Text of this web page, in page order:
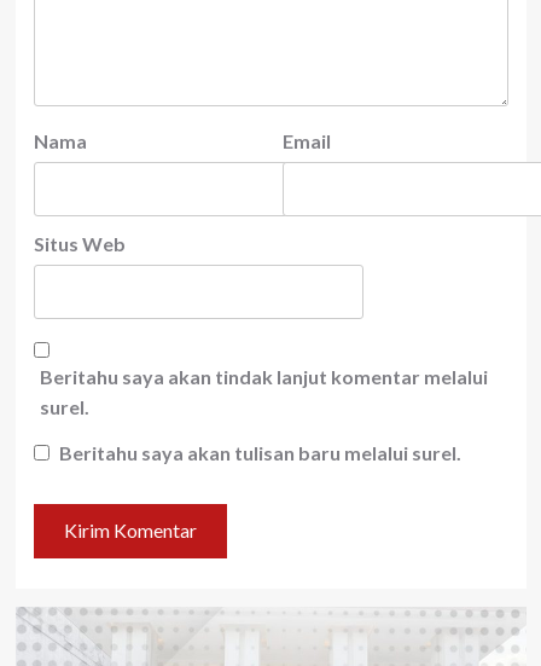
Nama Email
Situs Web
Beritahu saya akan tindak lanjut komentar melalui
surel.
Beritahu saya akan tulisan baru melalui surel.